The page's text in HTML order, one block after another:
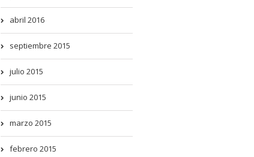
abril 2016
septiembre 2015
julio 2015
junio 2015
marzo 2015
febrero 2015